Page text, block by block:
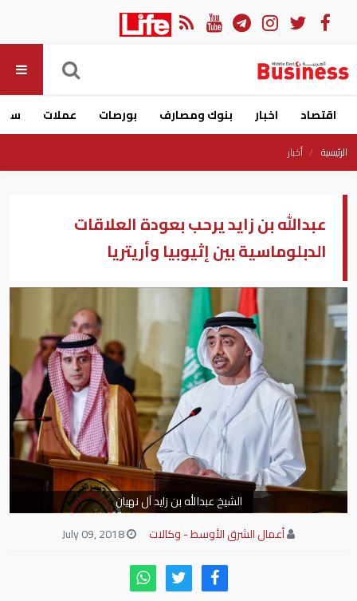
اقتصاد اخبار بنوك ومصارف بورصات عملات
الرئيسية أخبار
عبدالله بن زايد يرحب بعودة العلاقات
الدبلوماسية بين إثيوبيا وأريتريا
الشيخ عبدالله بن زايد آل نهيان
أعمال الشرق الأوسط - وكالات